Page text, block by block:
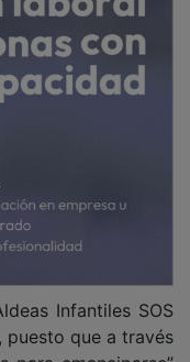
puesto que a través
para emanciparse”